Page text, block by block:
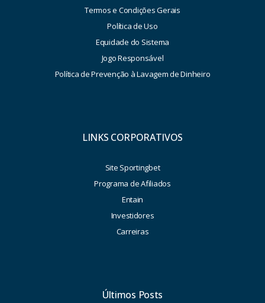
Termos e Condições Gerais
Política de Uso
Equidade do Sistema
Jogo Responsável
Política de Prevenção à Lavagem de Dinheiro
LINKS CORPORATIVOS
Site Sportingbet
Programa de Afiliados
Entain
Investidores
Carreiras
Últimos Posts